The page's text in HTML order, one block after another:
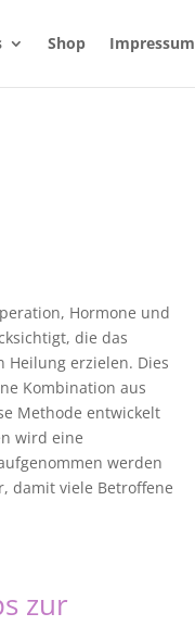
Shop Impressum
Hormone und
die das
Heilung erzielen. Dies
Kombination aus
Methode entwickelt
wird eine
werden
damit viele Betroffene
zur